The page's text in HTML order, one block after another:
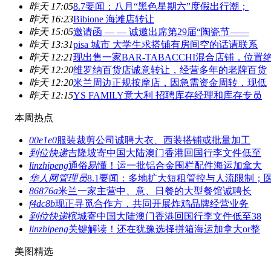
昨天 17:058.7要闻：八月“黑色星期六”度假出行潮；
昨天 16:23Bibione 海滩店转让
昨天 15:05邀请函 — — 诚邀出席第29届“陶瓷节——
昨天 13:31pisa 城市 大学生求搭铺有房间空的话请联系
昨天 12:21现出售一家BAR-TABACCHI混合店铺，位置
昨天 12:20维罗纳百货店诚意转让，经营多年的老牌百货
昨天 12:20米兰周边正规按摩店，因急需资金周转，现低
昨天 12:15YS FAMILY意大利 招聘库存经理和库存专员
本周热点
00e1e0服装裁剪公司诚聘大衣、西装搭铺或批量加工
到位快递吉隆坡寄中国大陆澳门香港回国行李文件低至
linzhipeng通俗易懂！运一批铝合金围栏配件海运加拿大
华人网管理员8.1要闻：多地扩大短租管控与人流限制；
86876a米兰一家主营中、意、日餐的大型餐馆诚聘长
f4dc8b现正寻觅合作方，共同开展炸鸡品牌经营业务
到位快递槟城寄中国大陆澳门香港回国行李文件低至38
linzhipeng关键解读！还在犹豫选择拼箱海运加拿大or整
美图精选